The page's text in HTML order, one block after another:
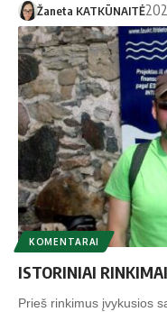
Žaneta KATKŪNAITĖ
KOMENTARAI
ISTORINIAI
Prieš rinkimus įvykusios